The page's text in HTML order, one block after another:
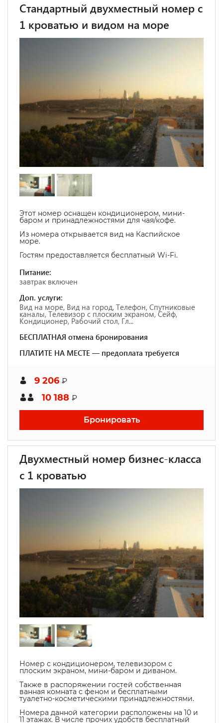
Стандартный двухместный номер с
1 кроватью и видом на море
Этот номер оснащен кондиционером, мини-
баром и принадлежностями для чая/кофе.
Из номера открывается вид на Каспийское
море.
Гостям предоставляется бесплатный Wi-Fi.
Питание:
завтрак включен
Доп. услуги:
Вид на море, Вид на город, Телефон, Спутниковые
каналы, Телевизор с плоским экраном, Сейф,
Кондиционер, Рабочий стол, Гл...
БЕСПЛАТНАЯ отмена бронирования
ПЛАТИТЕ НА МЕСТЕ — предоплата требуется
9 206 ₽
10 188 ₽
Бронировать
Двухместный номер бизнес-класса
с 1 кроватью
Номер с кондиционером, телевизором с
плоским экраном, мини-баром и диваном.
Также в распоряжении гостей собственная
ванная комната с феном и бесплатными
туалетно-косметическими принадлежностями.
Номера данной категории расположены на 10 и
11 этажах. В числе прочих удобств бесплатный